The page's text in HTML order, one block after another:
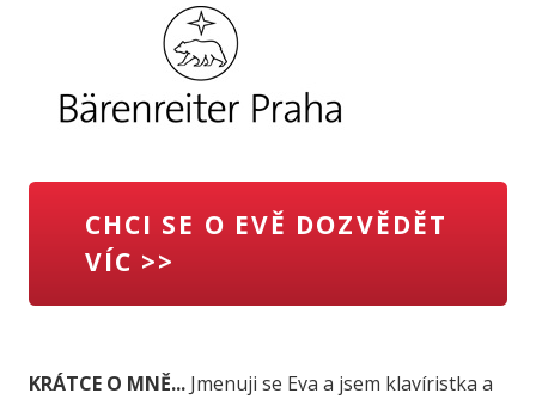
CHCI SE O EVĚ DOZVĚDĚT
VÍC >>
KRÁTCE O MNĚ...Jmenuji se Eva a jsem klavíristka a